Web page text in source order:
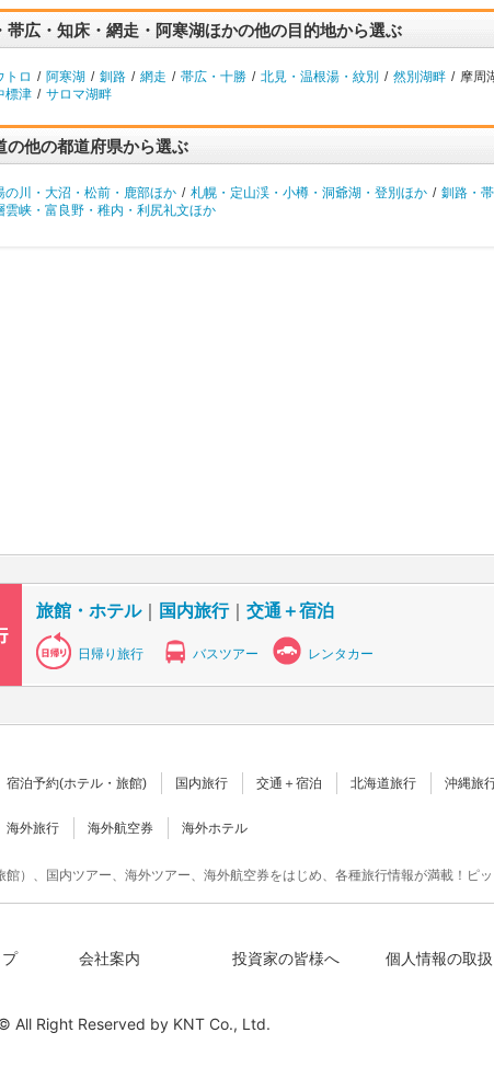
帯広・知床・網走・阿寒湖ほかの他の目的地から選ぶ
トロ / 阿寒湖 / 釧路 / 網走 / 帯広・十勝 / 北見・温根湯・紋別 / 然別湖畔 / 摩周
標津 / サロマ湖畔
の他の都道府県から選ぶ
の川・大沼・松前・鹿部ほか / 札幌・定山渓・小樽・洞爺湖・登別ほか / 釧路・
雲峡・富良野・稚内・利尻礼文ほか
旅館・ホテル｜ 国内旅行｜ 交通＋宿泊
日帰り旅行 バスツアー レンタカー
宿泊予約(ホテル・旅館) 国内旅行 交通＋宿泊 北海道旅行 沖縄旅
海外旅行 海外航空券 海外ホテル
館）、国内ツアー、海外ツアー、海外航空券をはじめ、各種旅行情報が満載！ピ
会社案内 投資家の皆様へ 個人情報の取扱
All Right Reserved by KNT Co., Ltd.